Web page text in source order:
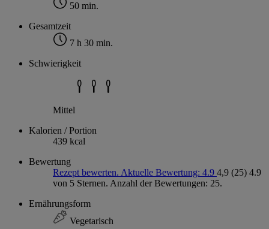
50 min.
Gesamtzeit
7 h 30 min.
Schwierigkeit
Mittel
Kalorien / Portion
439 kcal
Bewertung
Rezept bewerten. Aktuelle Bewertung: 4.9 4,9 (25) 4.9
von 5 Sternen. Anzahl der Bewertungen: 25.
Ernährungsform
Vegetarisch